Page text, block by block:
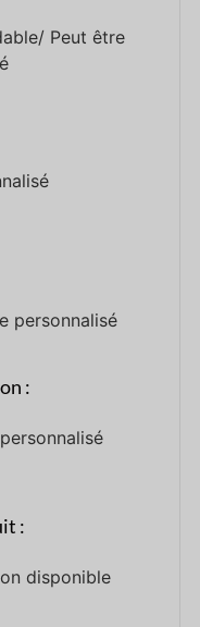
Peut être
personnalisé
:
:
disponible